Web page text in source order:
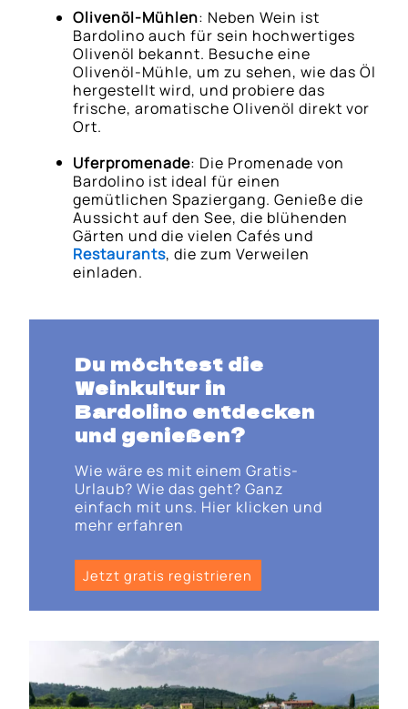
Olivenöl-Mühlen: Neben Wein ist
Bardolino auch für sein hochwertiges
Olivenöl bekannt. Besuche eine
Olivenöl-Mühle, um zu sehen, wie das Öl
hergestellt wird, und probiere das
frische, aromatische Olivenöl direkt vor
Ort.
Uferpromenade: Die Promenade von
Bardolino ist ideal für einen
gemütlichen Spaziergang. Genieße die
Aussicht auf den See, die blühenden
Gärten und die vielen Cafés und
Restaurants, die zum Verweilen
einladen.
Du möchtest die
Weinkultur in
Bardolino entdecken
und genießen?
Wie wäre es mit einem Gratis-
Urlaub? Wie das geht? Ganz
einfach mit uns. Hier klicken und
mehr erfahren
Jetzt gratis registrieren